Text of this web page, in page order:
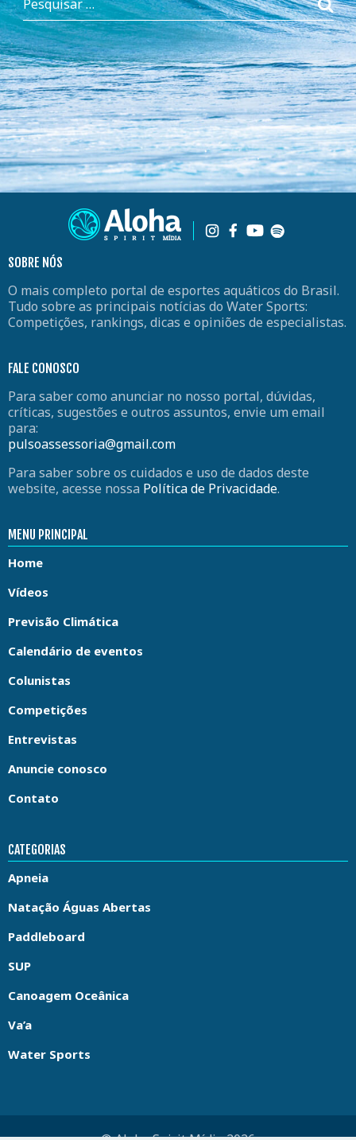
SOBRE NÓS
O mais completo portal de esportes aquáticos do Brasil.
Tudo sobre as principais notícias do Water Sports:
Competições, rankings, dicas e opiniões de especialistas.
FALE CONOSCO
Para saber como anunciar no nosso portal, dúvidas,
críticas, sugestões e outros assuntos, envie um email
para:
pulsoassessoria@gmail.com
Para saber sobre os cuidados e uso de dados deste
website, acesse nossa Política de Privacidade.
MENU PRINCIPAL
Home
Vídeos
Previsão Climática
Calendário de eventos
Colunistas
Competições
Entrevistas
Anuncie conosco
Contato
CATEGORIAS
Apneia
Natação Águas Abertas
Paddleboard
SUP
Canoagem Oceânica
Va’a
Water Sports